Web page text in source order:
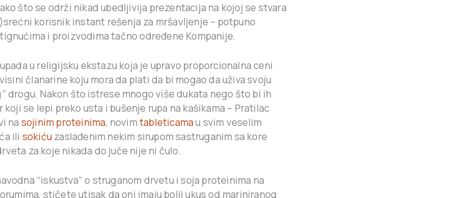
što se održi nikad ubedljivija prezentacija na kojoj se stvara
korisnik instant rešenja za mršavljenje – potpuno
i proizvodima tačno određene Kompanije.
u religijsku ekstazu koja je upravo proporcionalna ceni
članarine koju mora da plati da bi mogao da uživa svoju
drogu. Nakon što istrese mnogo više dukata nego što bi ih
koji se lepi preko usta i bušenje rupa na kašikama – Pratilac
na sojinim proteinima, novimtableticamau svim veselim
ili sokićuzaslađenim nekim sirupom sastruganim sa kore
za koje nikada do juče nije ni čulo.
“iskustva” o struganom drvetu i soja proteinima na
stičete utisak da oni imaju bolji ukus od mariniranog